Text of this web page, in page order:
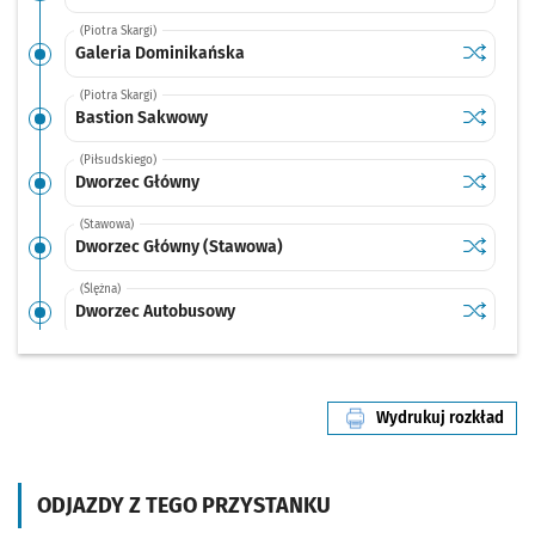
(Piotra Skargi)
Galeria Dominikańska Sprawdź
Galeria
(Piotra Skargi)
Bastion Sakwowy Sprawdź
Bastion
(Piłsudskiego)
Dworzec Główny Sprawdź
Dworzec
(Stawowa)
Dworzec Główny (Stawowa) Sprawdź
Dworzec
(Ślężna)
Dworzec Autobusowy Sprawdź
Dworzec
(Gliniana)
Sprawdź
Gajowa
Wydrukuj rozkład
linii nr 110
ODJAZDY Z TEGO PRZYSTANKU